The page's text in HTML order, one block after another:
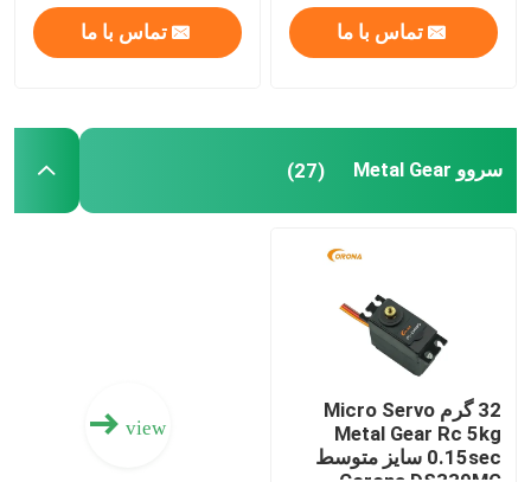
سرو موتور متوسط
سروو موتور دیجیتال
گیرنده سریع فوتابا 2.4 گیگاهرتز
تماس با ما تماس با ما
سروو Metal Gear (27)
32 گرم Micro Servo
Metal Gear Rc 5kg
0.15sec سایز متوسط ​​
view